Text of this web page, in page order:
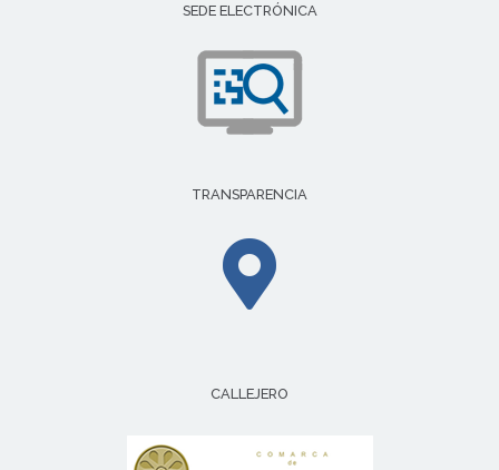
SEDE ELECTRÓNICA
TRANSPARENCIA
CALLEJERO